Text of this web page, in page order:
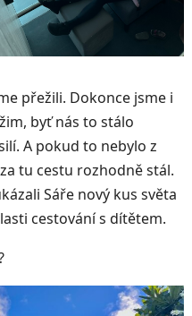
přežili. Dokonce jsme i
byť nás to stálo
A pokud to nebylo z
tu cestu rozhodně stál.
Sáře nový kus světa
cestování s dítětem.